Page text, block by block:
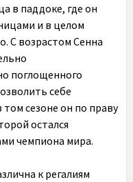
в паддоке, где он
и в целом
С возрастом Сенна
поглощенного
себе
сезоне он по праву
остался
чемпиона мира.
к регалиям